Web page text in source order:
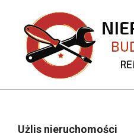
content
NavigationUżlis nieruchomości